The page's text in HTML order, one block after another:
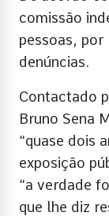
comissão
pessoas,
denúncias.
Contactado
Bruno Sena
“quase dois
exposição
“a verdade
que lhe diz